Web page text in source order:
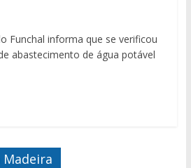
Funchal informa que se verificou
abastecimento de água potável